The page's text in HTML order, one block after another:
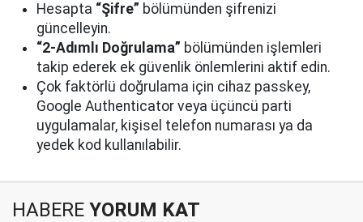
Hesapta “Şifre” bölümünden şifrenizi
güncelleyin.
“2-Adımlı Doğrulama” bölümünden işlemleri
takip ederek ek güvenlik önlemlerini aktif edin.
Çok faktörlü doğrulama için cihaz passkey,
Google Authenticator veya üçüncü parti
uygulamalar, kişisel telefon numarası ya da
yedek kod kullanılabilir.
HABERE YORUM KAT